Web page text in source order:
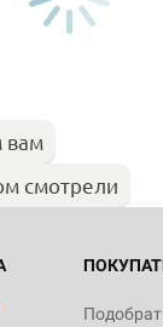
вам
смотрели